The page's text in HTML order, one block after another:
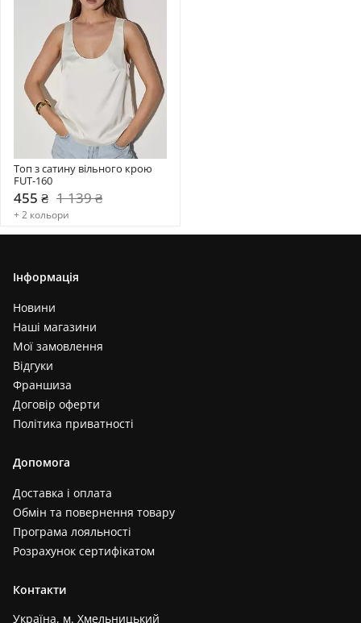
Топ з сатину вільного крою
FUT-160
455 ₴ 1 139 ₴
+ 2 кольори
Інформація
Новини
Наші магазини
Мої замовлення
Відгуки
Франшиза
Договір оферти
Політика приватності
Допомога
Доставка і оплата
Обмін та повернення товару
Програма лояльності
Розрахунок сертифікатом
Контакти
Україна, м. Хмельницький